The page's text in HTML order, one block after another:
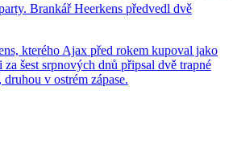
Brankář Heerkens předvedl dvě
kterého Ajax před rokem kupoval jako
šest srpnových dnů připsal dvě trapné
v ostrém zápase.